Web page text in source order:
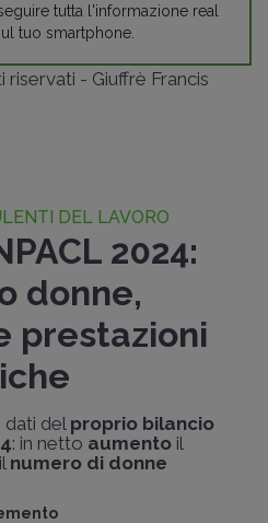
tutta l'informazione real
tuo smartphone.
- Giuffrè Francis
DEL LAVORO
2024:
donne,
prestazioni
del proprio bilancio
: in netto aumentoil
numero di donne